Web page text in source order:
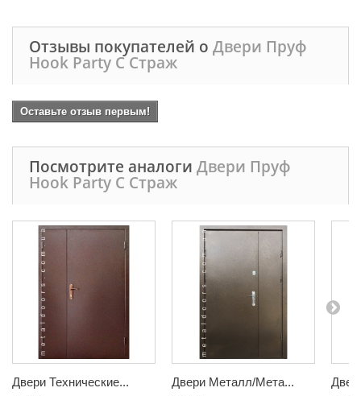
Отзывы покупателей о Двери Пруф
Hook Party C Страж
Оставьте отзыв первым!
Посмотрите аналоги Двери Пруф
Hook Party C Страж
Двери Технические... Двери Металл/Мета...